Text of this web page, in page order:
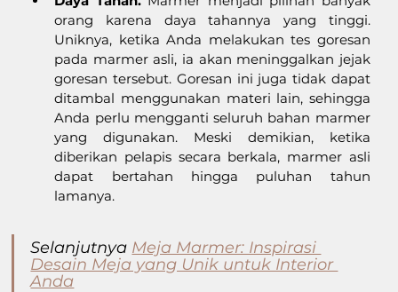
orang karena daya tahannya yang tinggi.
Uniknya, ketika Anda melakukan tes goresan
pada marmer asli, ia akan meninggalkan jejak
goresan tersebut. Goresan ini juga tidak dapat
ditambal menggunakan materi lain, sehingga
Anda perlu mengganti seluruh bahan marmer
yang digunakan. Meski demikian, ketika
diberikan pelapis secara berkala, marmer asli
dapat bertahan hingga puluhan tahun
lamanya.
Selanjutnya Meja Marmer: Inspirasi
Desain Meja yang Unik untuk Interior
Anda